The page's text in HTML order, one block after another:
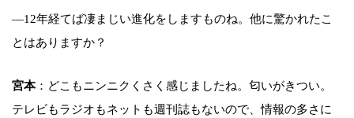
―12年経てば凄まじい進化をしますものね。他に驚かれたこ
とはありますか？
宮本：どこもニンニクくさく感じましたね。匂いがきつい。
テレビもラジオもネットも週刊誌もないので、情報の多さに